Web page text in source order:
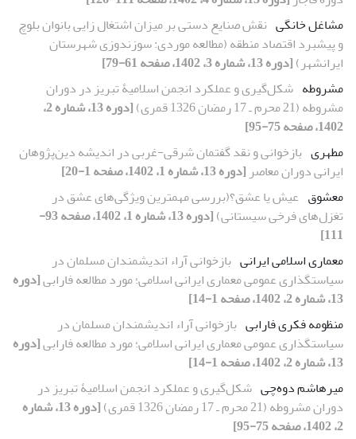
مشاغل خانگی نقش صنایع‏ دستی بر میزان اشتغال ‏زایی بانوان بلوچ
و پیشبرد اقتصاد منطقه (مطالعه موردی: سوزن‏دوزی شهرستان
ایرانشهر)[دوره 13، شماره 3، 1402، صفحه 61-79]
مشروطه شکل‌گیری و عملکرد انجمن اسلامیۀ تبریز در دوران
مشروطه (21 محرم ـ 17 رمضان 1326 قمری)
[دوره 13، شماره 2،
1402، صفحه 75-95]
مطهری بازخوانی و نقد گفتمان شرقی-غربی در اندیشه دین‌پژوهان
ایرانی دوران معاصر [دوره 13، شماره 1، 1402، صفحه 1-20]
معشوق عیش یا عشق؟(بررسی مهمترین ویژگی‌های عشق در
تغزل‌های فرخی سیستانی)
[دوره 13، شماره 1، 1402، صفحه 93-
111]
معماری اسلامی ایرانی بازخوانی آراء اندیشمندان مسلمان در
سیاستگذاری عمومی معماری ایرانی اسلامی؛ مورد مطالعه فارابی[دوره
13، شماره 2، 1402، صفحه 1-14]
منظومه فکری فارابی بازخوانی آراء اندیشمندان مسلمان در
سیاستگذاری عمومی معماری ایرانی اسلامی؛ مورد مطالعه فارابی[دوره
13، شماره 2، 1402، صفحه 1-14]
میرهاشم دوه‌چی شکل‌گیری و عملکرد انجمن اسلامیۀ تبریز در
دوران مشروطه (21 محرم ـ 17 رمضان 1326 قمری)
[دوره 13، شماره
2، 1402، صفحه 75-95]